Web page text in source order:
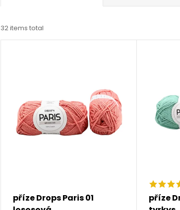
r
o
32items total
příze Drops Paris 01
příze